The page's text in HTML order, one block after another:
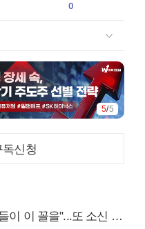
0
5/5
독신청
이 꼴을"...또 소신 발언